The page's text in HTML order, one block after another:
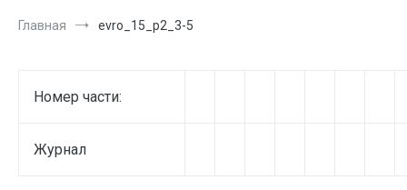
Главная evro_15_p2_3-5
Номер части:
Журнал